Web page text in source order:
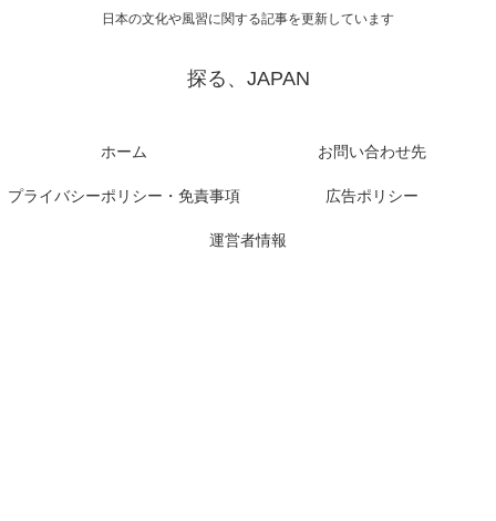
日本の文化や風習に関する記事を更新しています
探る、JAPAN
ホーム お問い合わせ先
プライバシーポリシー・免責事項 広告ポリシー
運営者情報